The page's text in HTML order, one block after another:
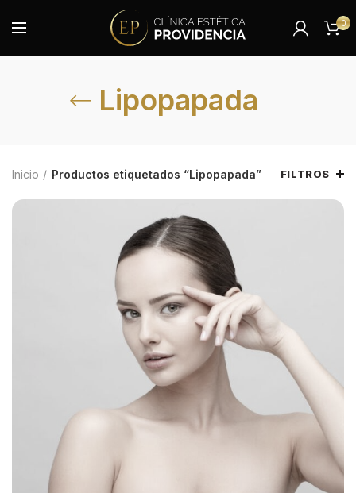
0
Lipopapada
Inicio Productos etiquetados “Lipopapada” FILTROS